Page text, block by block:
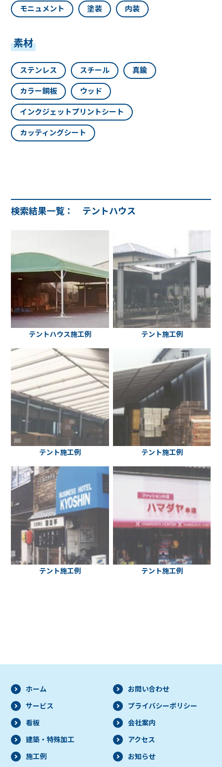
モニュメント 塗装 内装
素材
ステンレス スチール 真鍮
カラー銅板 ウッド
インクジェットプリントシート
カッティングシート
検索結果一覧： テントハウス
テントハウス施工例 テント施工例
テント施工例 テント施工例
テント施工例 テント施工例
ホーム
サービス
看板
建築・特殊加工
施工例
お問い合わせ
プライバシーポリシー
会社案内
アクセス
お知らせ